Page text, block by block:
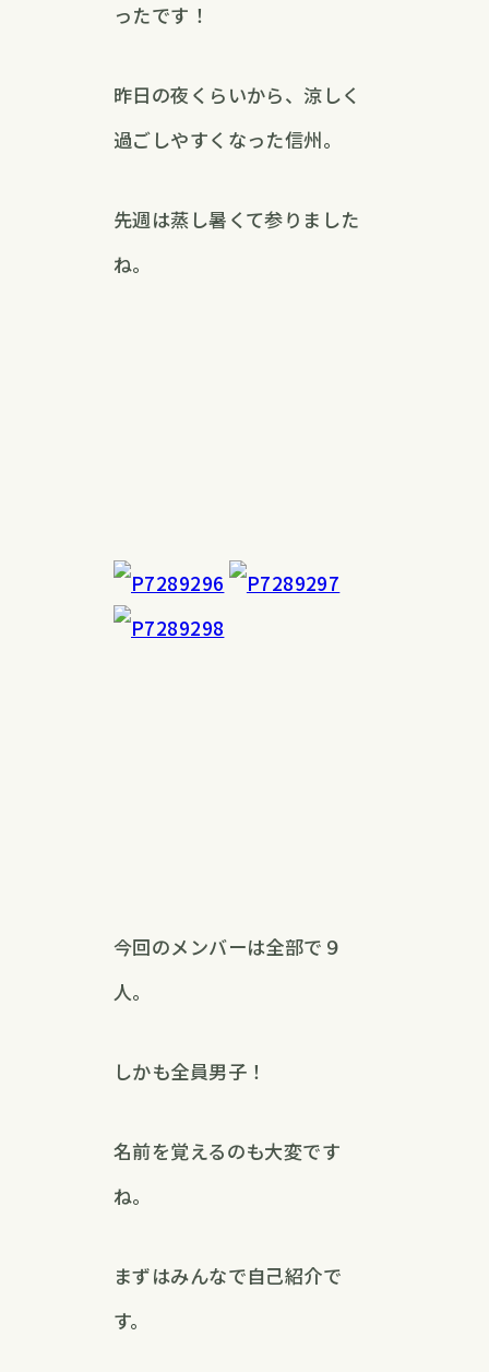
ったです！
昨日の夜くらいから、涼しく
過ごしやすくなった信州。
先週は蒸し暑くて参りました
ね。
今回のメンバーは全部で９
人。
しかも全員男子！
名前を覚えるのも大変です
ね。
まずはみんなで自己紹介で
す。